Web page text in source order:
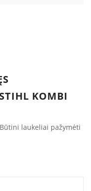
KOMBI
Būtini laukeliai pažymėti